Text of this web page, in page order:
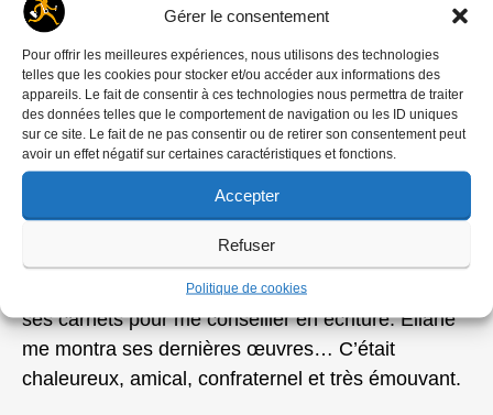
Gérer le consentement
Pour offrir les meilleures expériences, nous utilisons des technologies
telles que les cookies pour stocker et/ou accéder aux informations des
appareils. Le fait de consentir à ces technologies nous permettra de traiter
des données telles que le comportement de navigation ou les ID uniques
sur ce site. Le fait de ne pas consentir ou de retirer son consentement peut
avoir un effet négatif sur certaines caractéristiques et fonctions.
Accepter
Refuser
Politique de cookies
vue. Une dame me répondit au téléphone
qu’Eliane et Michel n’étaient pas à la maison. Ils
étaient aux obsèques de Nicolas Bouvier.
Décidément, les obsèques …
Grâce à notre ami communAlain Mingam,je suis
allé rendre visite à Eliane et Michel dans leur petite
nous étions jamais quittés, Michel m’expliqua, avec
simplicité et chaleur, comment il travaillait, ouvrit
ses carnets pour me conseiller en écriture. Eliane
me montra ses dernières œuvres… C’était
chaleureux, amical, confraternel et très émouvant.